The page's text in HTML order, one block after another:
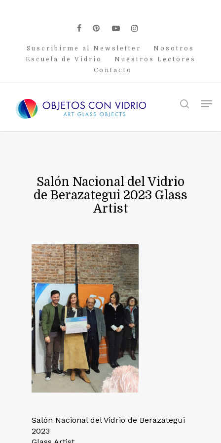
facebook
pinterest
youtubeinstagram
Suscribirme al Newsletter
Nosotros
Escuela de Vidrio
Nuestros Lectores
Contacto
search
Salón Nacional del Vidrio
de Berazategui 2023 Glass
Artist
Salón Nacional del Vidrio de Berazategui
2023